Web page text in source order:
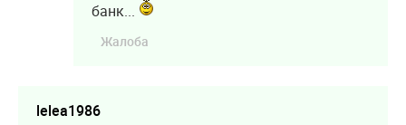
банк...
Жалоба
lelea1986